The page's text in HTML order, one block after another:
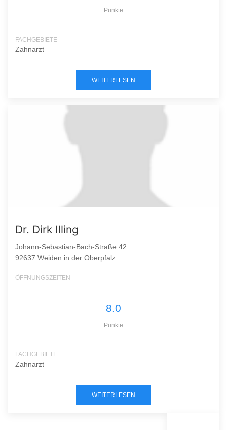
Punkte
FACHGEBIETE
Zahnarzt
WEITERLESEN
Dr. Dirk Illing
Johann-Sebastian-Bach-Straße 42
92637 Weiden in der Oberpfalz
ÖFFNUNGSZEITEN
8.0
Punkte
FACHGEBIETE
Zahnarzt
WEITERLESEN